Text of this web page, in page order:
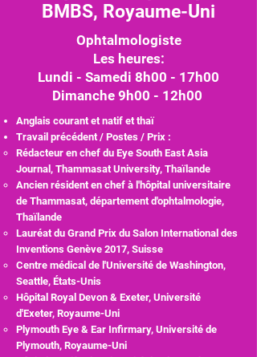
BMBS, Royaume-Uni
Ophtalmologiste
Les heures:
Lundi - Samedi 8h00 - 17h00
Dimanche 9h00 - 12h00
Anglais courant et natif et thaï
Travail précédent / Postes / Prix :
Rédacteur en chef du Eye South East Asia
Journal, Thammasat University, Thaïlande
Ancien résident en chef à l'hôpital universitaire
de Thammasat, département d'ophtalmologie,
Thaïlande
Lauréat du Grand Prix du Salon International des
Inventions Genève 2017, Suisse
Centre médical de l'Université de Washington,
Seattle, États-Unis
Hôpital Royal Devon & Exeter, Université
d'Exeter, Royaume-Uni
Plymouth Eye & Ear Infirmary, Université de
Plymouth, Royaume-Uni